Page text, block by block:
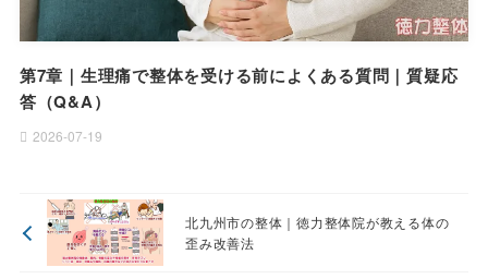
第7章｜生理痛で整体を受ける前によくある質問｜質疑応
答（Q&A）
2026-07-19
北九州市の整体｜徳力整体院が教える体の
歪み改善法